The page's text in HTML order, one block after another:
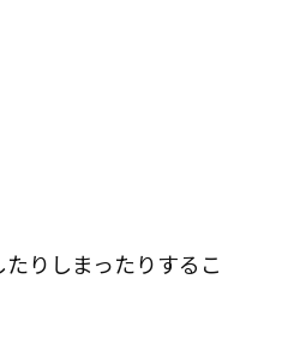
りしまったりするこ